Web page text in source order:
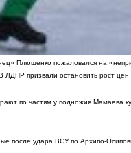
Плющенко пожаловался на
ЛДПР призвали остановить рост цен
по частям у подножия Мамаева
после удара ВСУ по Архипо-